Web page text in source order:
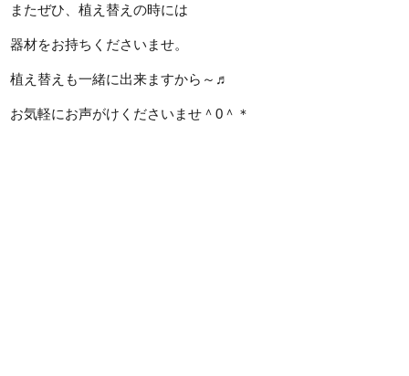
またぜひ、植え替えの時には
器材をお持ちくださいませ。
植え替えも一緒に出来ますから～♬
お気軽にお声がけくださいませ＾0＾＊